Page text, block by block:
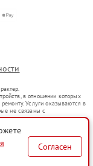
в отношении которых
Услуги оказываются в
не связаны с
оборот в соответствии
услуг или введения
услугах по
определяемой
Согласен